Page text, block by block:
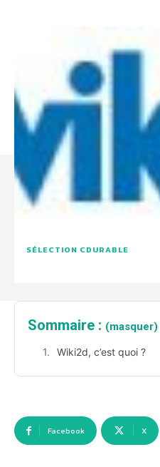
SÉLECTION CDURABLE
Sommaire : (masquer)
Wiki2d, c’est quoi ?
Facebook X